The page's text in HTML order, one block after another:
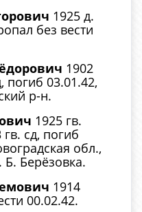
1925 д.
без вести
1902
погиб 03.01.42,
р-н.
1925 гв.
сд, погиб
обл.,
Б. Берёзовка.
1914
00.02.42.